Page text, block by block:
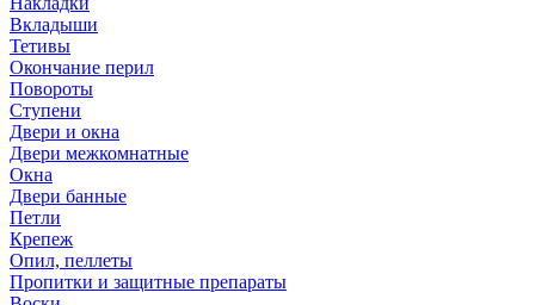
Вкладыши
Тетивы
Окончание перил
Повороты
Ступени
Двери и окна
Двери межкомнатные
Окна
Двери банные
Петли
Крепеж
Опил, пеллеты
Пропитки и защитные препараты